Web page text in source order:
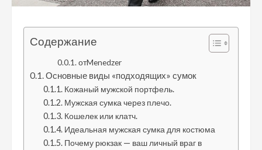
Содержание
отMenedzer
Основные виды «подходящих» сумок
Кожаный мужской портфель.
Мужская сумка через плечо.
Кошелек или клатч.
Идеальная мужская сумка для костюма
Почему рюкзак — ваш личный враг в